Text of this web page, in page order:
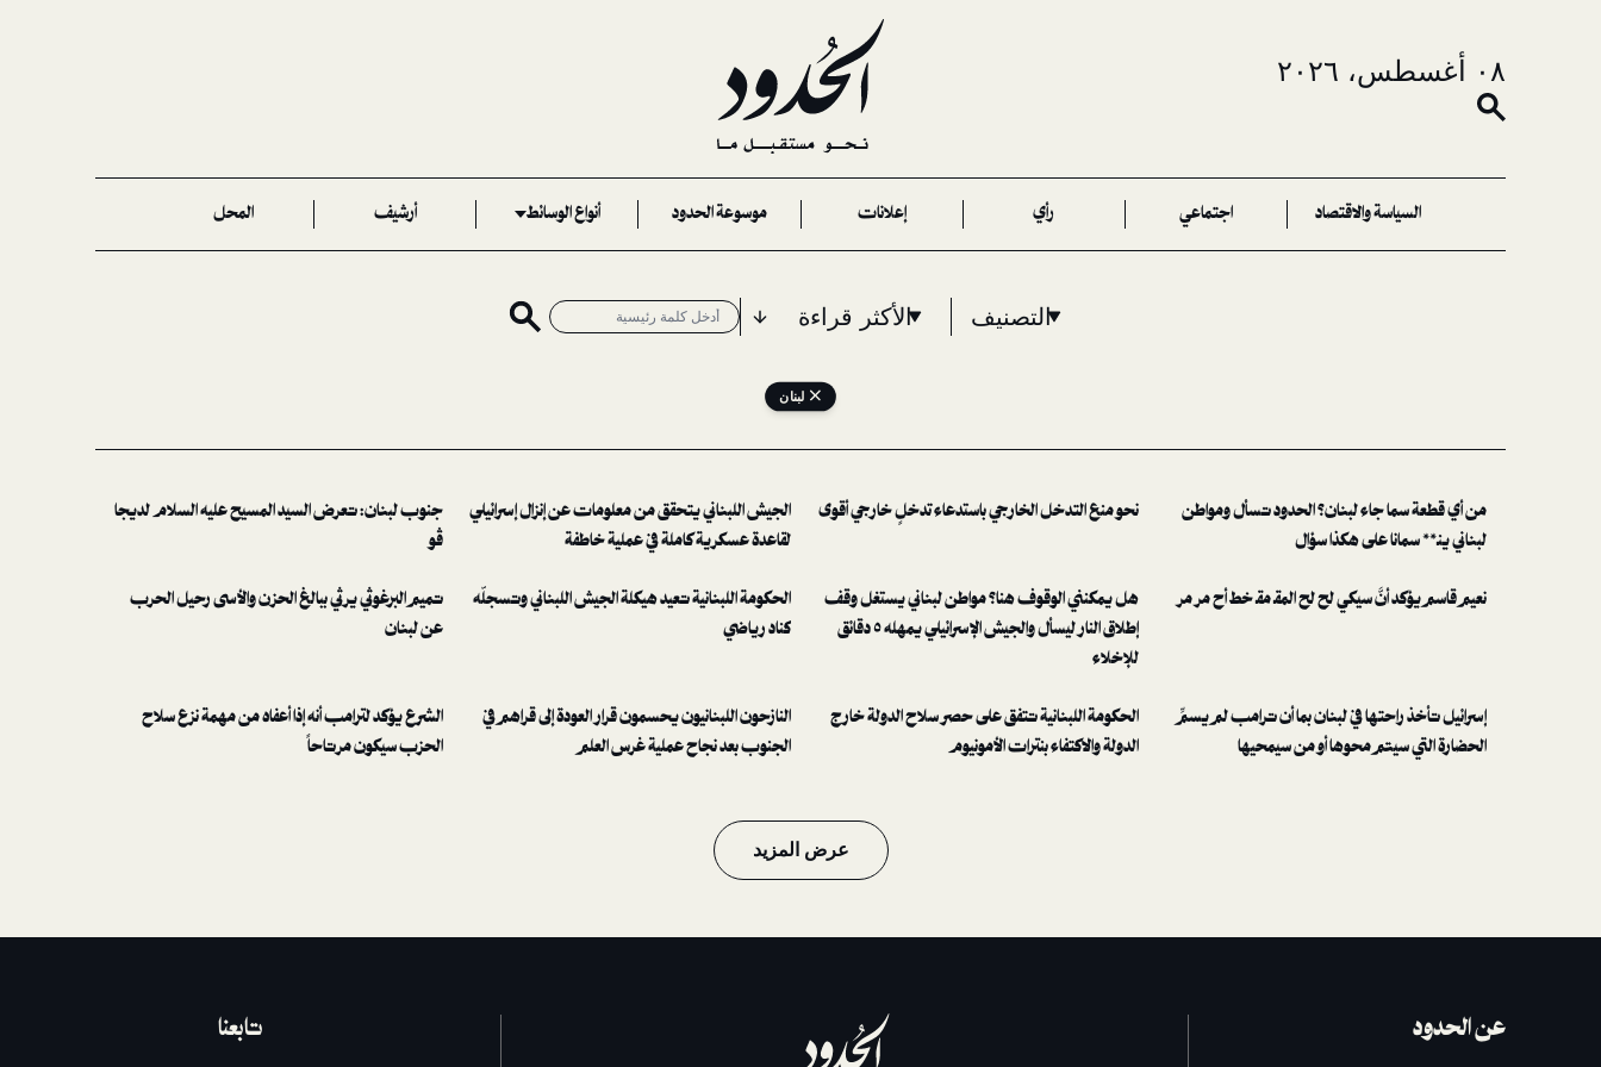
٠٨ أغسطس، ٢٠٢٦
السياسة والاقتصاد اجتماعي رأي إعلانات موسوعة الحدود أنواع الوسائط أرشيف المحل
التصنيف الأكثر قراءة
لبنان
من أي قطعة سما جاء لبنان؟ الحدود تسأل ومواطن
لبناني ينـ** سمانا على هكذا سؤال
نحو منع التدخل الخارجي باستدعاء تدخلٍ خارجي أقوى
الجيش اللبناني يتحقق من معلومات عن إنزال إسرائيلي
لقاعدة عسكرية كاملة في عملية خاطفة
جنوب لبنان: تعرض السيد المسيح عليه السلام لديجا
ڤو
نعيم قاسم يؤكد أنَّ سيكي لح لح المقـ مقـ خط أح مر مر
هل يمكنني الوقوف هنا؟ مواطن لبناني يستغل وقف
إطلاق النار ليسأل والجيش الإسرائيلي يمهله ٥ دقائق
للإخلاء
الحكومة اللبنانية تعيد هيكلة الجيش اللبناني وتسجلّه
كناد رياضي
تميم البرغوثي يرثي ببالغ الحزن والأسى رحيل الحرب
عن لبنان
إسرائيل تأخذ راحتها في لبنان بما أن ترامب لم يسمِّ
الحضارة التي سيتم محوها أو من سيمحيها
الحكومة اللبنانية تتفق على حصر سلاح الدولة خارج
الدولة والاكتفاء بنترات الأمونيوم
النازحون اللبنانيون يحسمون قرار العودة إلى قراهم في
الجنوب بعد نجاح عملية غرس العلم
الشرع يؤكد لترامب أنه إذا أعفاه من مهمة نزع سلاح
الحزب سيكون مرتاحاً
عرض المزيد
عن الحدود تابعنا